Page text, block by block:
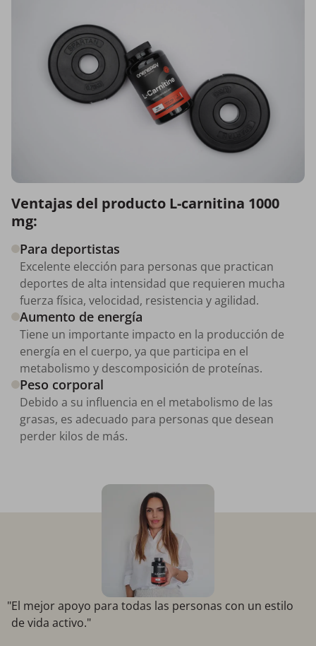
Ventajas del producto L-carnitina 1000
mg:
Para deportistas
Excelente elección para personas que practican
deportes de alta intensidad que requieren mucha
fuerza física, velocidad, resistencia y agilidad.
Aumento de energía
Tiene un importante impacto en la producción de
energía en el cuerpo, ya que participa en el
metabolismo y descomposición de proteínas.
Peso corporal
Debido a su influencia en el metabolismo de las
grasas, es adecuado para personas que desean
perder kilos de más.
"El mejor apoyo para todas las personas con un estilo
de vida activo."